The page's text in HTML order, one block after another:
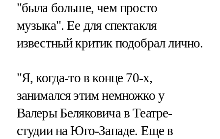
"была больше, чем просто
музыка". Ее для спектакля
известный критик подобрал лично.
"Я, когда-то в конце 70-х,
занимался этим немножко у
Валеры Беляковича в Театре-
студии на Юго-Западе. Еще в